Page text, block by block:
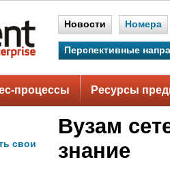
Новости Номера
Перспективные
процессы Ресурсы
свои
Вузам
знание